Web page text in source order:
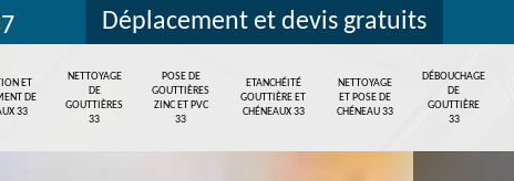
Déplacement et devis gratuits
ET
DE
33
NETTOYAGE
DE
GOUTTIÈRES
33
POSE DE
GOUTTIÈRES
ZINC ET PVC
33
ETANCHÉITÉ
GOUTTIÈRE ET
CHÉNEAUX 33
NETTOYAGE
ET POSE DE
CHÉNEAU 33
DÉBOUCHAGE
DE
GOUTTIÈRE
33